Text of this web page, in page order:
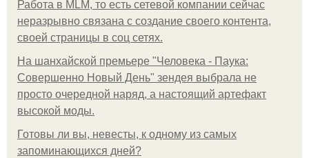
Работа в MLM, то есть сетевой компании сейчас
неразрывно связана с создание своего контента,
своей страницы в соц сетях.
На шанхайской премьере "Человека - Паука:
Совершенно Новый День" зендея выбрала не
просто очередной наряд, а настоящий артефакт
высокой моды.
Готовы ли вы, невесты, к одному из самых
запоминающихся дней?